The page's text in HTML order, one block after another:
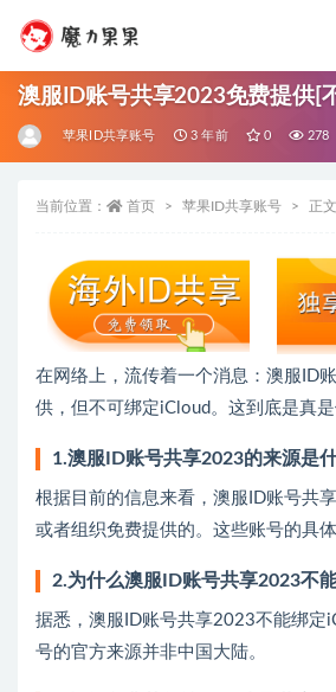
澳服ID账号共享2023免费提供[
苹果ID共享账号 3 年前 0 278
当前位置： 首页 苹果ID共享账号 正文
在网络上，流传着一个消息：澳服ID
供，但不可绑定iCloud。这到底是真是
1.澳服ID账号共享2023的来源是
根据目前的信息来看，澳服ID账号共
或者组织免费提供的。这些账号的具
2.为什么澳服ID账号共享2023不
据悉，澳服ID账号共享2023不能绑定
号的官方来源并非中国大陆。